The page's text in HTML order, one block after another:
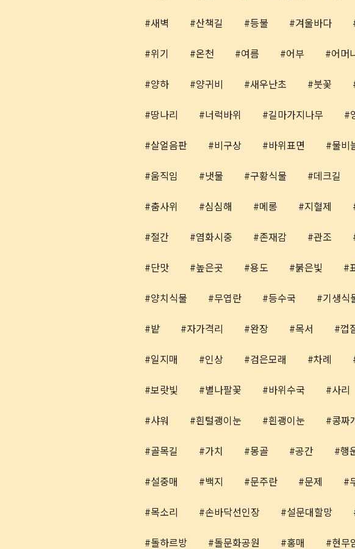
새벽 산책길 등불 겨울바다
위기 온천 여름 어부 어머
양하 양귀비 새우난초 붓꽃
땅나리 너럭바위 길마가지나무
살얼음판 비구상 바위표면 물비
움직임 냇물 구황식물 데크길
춤사위 심심해 메롱 지혈제
절간 염화시중 존재감 관조
단맛 높은곳 용도 붉은빛
양치식물 무엽란 등수국 기생식
밭 자가격리 완장 목서 껍
일지매 인상 검은모래 차례
보랏빛 별나팔꽃 바위수국 사리
샤워 흰털괭이눈 흰괭이눈 콩짜
골목길 가치 몽골 공간 행
설중매 백지 문주란 문제
목소리 손바닥선인장 설문대할망
돌하르방 돌문화공원 홍매 현무